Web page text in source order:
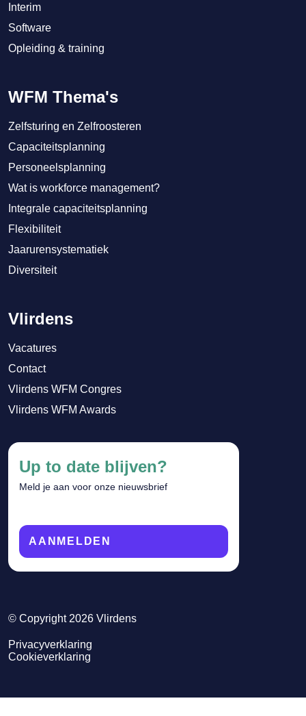
Interim
Software
Opleiding & training
WFM Thema's
Zelfsturing en Zelfroosteren
Capaciteitsplanning
Personeelsplanning
Wat is workforce management?
Integrale capaciteitsplanning
Flexibiliteit
Jaarurensystematiek
Diversiteit
Vlirdens
Vacatures
Contact
Vlirdens WFM Congres
Vlirdens WFM Awards
Up to date blijven?
Meld je aan voor onze nieuwsbrief
AANMELDEN
© Copyright 2026 Vlirdens
Privacyverklaring
Cookieverklaring